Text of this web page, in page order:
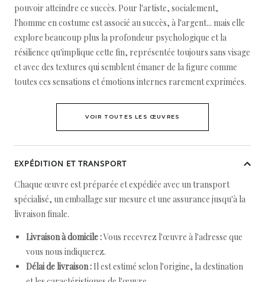
pouvoir atteindre ce succès. Pour l'artiste, socialement,
l'homme en costume est associé au succès, à l'argent... mais elle
explore beaucoup plus la profondeur psychologique et la
résilience qu'implique cette fin, représentée toujours sans visage
et avec des textures qui semblent émaner de la figure comme
toutes ces sensations et émotions internes rarement exprimées.
VOIR TOUTES LES ŒUVRES
EXPÉDITION ET TRANSPORT
Chaque œuvre est préparée et expédiée avec un transport
spécialisé, un emballage sur mesure et une assurance jusqu'à la
livraison finale.
Livraison à domicile :Vous recevrez l'œuvre à l'adresse que
vous nous indiquerez.
Délai de livraison : Il est estimé selon l'origine, la destination